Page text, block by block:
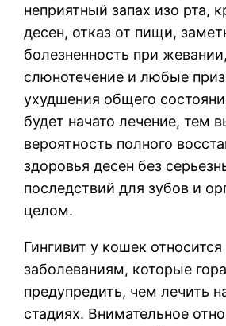
неприятный запах изо рта,
десен, отказ от пищи,
болезненность при
слюнотечение и любые
ухудшения общего
будет начато лечение, тем
вероятность полного
здоровья десен без
последствий для зубов и
целом.
Гингивит у кошек относится
заболеваниям, которые
предупредить, чем лечить
стадиях. Внимательное